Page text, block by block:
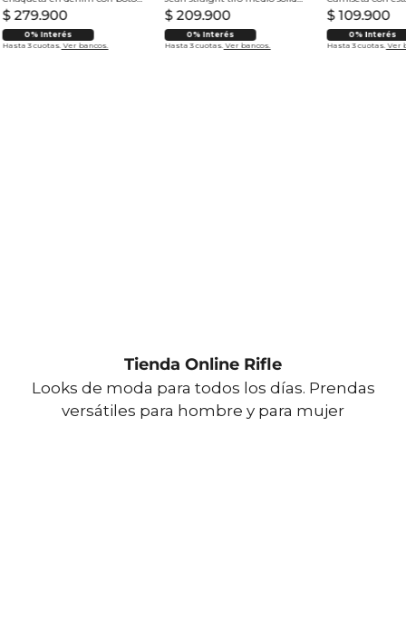
$ 279.900
0% Interés
Hasta 3 cuotas. Ver bancos.
$ 209.900
0% Interés
Hasta 3 cuotas. Ver bancos.
$ 109.900
0% Interés
Hasta 3 cuotas. Ver
Tienda Online Rifle
Looks de moda para todos los días. Prendas
versátiles para hombre y para mujer